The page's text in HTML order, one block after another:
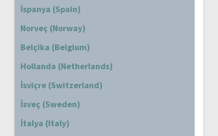
İspanya (Spain)
Norveç (Norway)
Belçika (Belgium)
Hollanda (Netherlands)
İsviçre (Switzerland)
İsveç (Sweden)
İtalya (Italy)